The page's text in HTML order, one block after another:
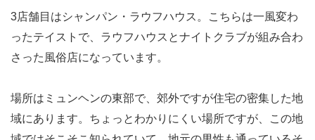
3店舗目はシャンパン・ラウフハウス。こちらは一風変わ
ったテイストで、ラウフハウスとナイトクラブが組み合わ
さった風俗店になっています。
場所はミュンヘンの東部で、郊外ですが住宅の密集した地
域にあります。ちょっとわかりにくい場所ですが、この地